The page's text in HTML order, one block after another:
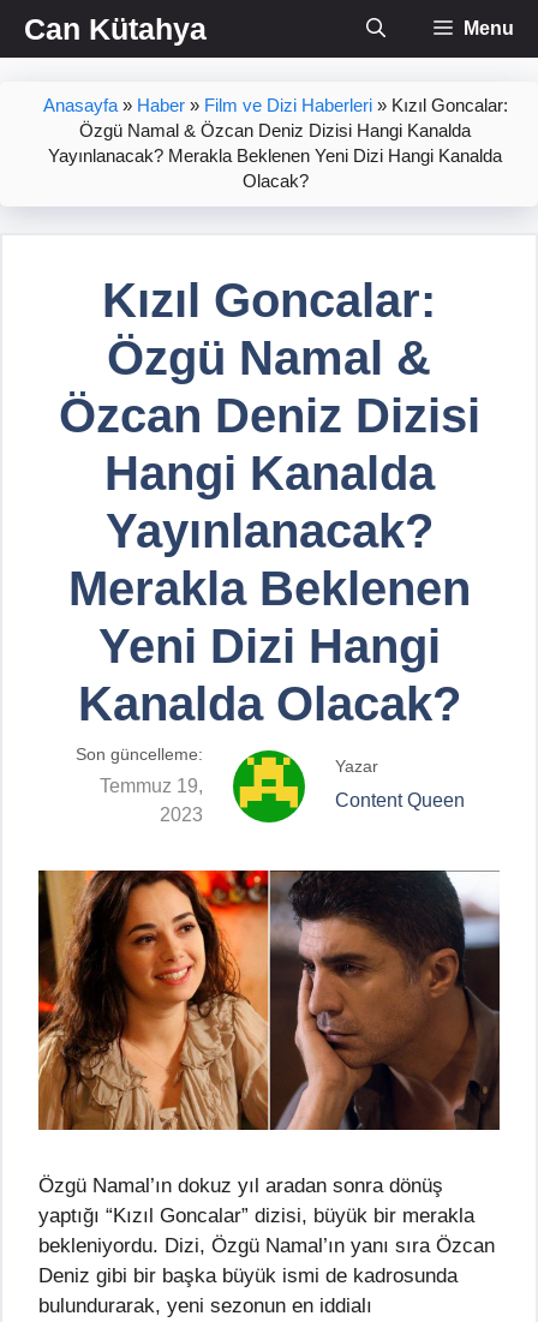
İçeriğe
atlaCan Kütahya Menu
Anasayfa» Haber» Film ve Dizi Haberleri» Kızıl Goncalar:
Özgü Namal & Özcan Deniz Dizisi Hangi Kanalda
Yayınlanacak? Merakla Beklenen Yeni Dizi Hangi Kanalda
Olacak?
Kızıl Goncalar:
Özgü Namal &
Özcan Deniz Dizisi
Hangi Kanalda
Yayınlanacak?
Merakla Beklenen
Yeni Dizi Hangi
Kanalda Olacak?
Son güncelleme:
Temmuz 19,
2023
Yazar
Content Queen
Özgü Namal’ın dokuz yıl aradan sonra dönüş
yaptığı “Kızıl Goncalar” dizisi, büyük bir merakla
bekleniyordu. Dizi, Özgü Namal’ın yanı sıra Özcan
Deniz gibi bir başka büyük ismi de kadrosunda
bulundurarak, yeni sezonun en iddialı